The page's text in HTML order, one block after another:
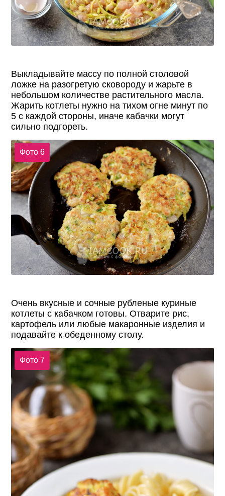
Выкладывайте массу по полной столовой
ложке на разогретую сковороду и жарьте в
небольшом количестве растительного масла.
Жарить котлеты нужно на тихом огне минут по
5 с каждой стороны, иначе кабачки могут
сильно подгореть.
Фото 6
Очень вкусные и сочные рубленые куриные
котлеты с кабачком готовы. Отварите рис,
картофель или любые макаронные изделия и
подавайте к обеденному столу.
Фото 7